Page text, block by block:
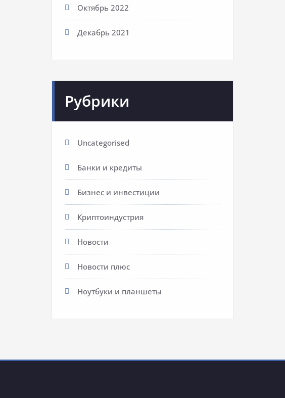
Октябрь 2022
Декабрь 2021
Рубрики
Uncategorised
Банки и кредиты
Бизнес и инвестиции
Криптоиндустрия
Новости
Новости плюс
Ноутбуки и планшеты